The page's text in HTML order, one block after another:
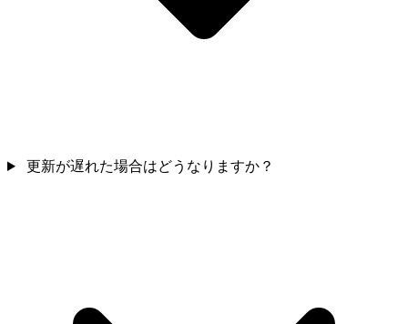
更新が遅れた場合はどうなりますか？